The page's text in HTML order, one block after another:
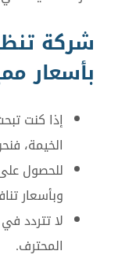
شركة
بأسعار
إذا كنت
الخيمة،
للحصول
وبأسعار
لا تتردد
المحترف.